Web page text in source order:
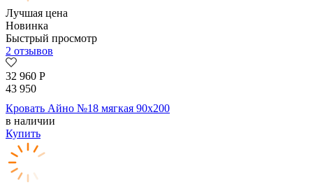
Лучшая цена
Новинка
Быстрый просмотр
2 отзывов
32 960 Р
43 950
Кровать Айно №18 мягкая 90х200
в наличии
Купить